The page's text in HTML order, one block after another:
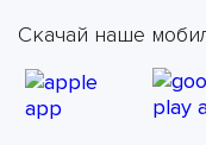
Скачай наше